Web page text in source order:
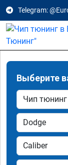
Telegram:
Выберите